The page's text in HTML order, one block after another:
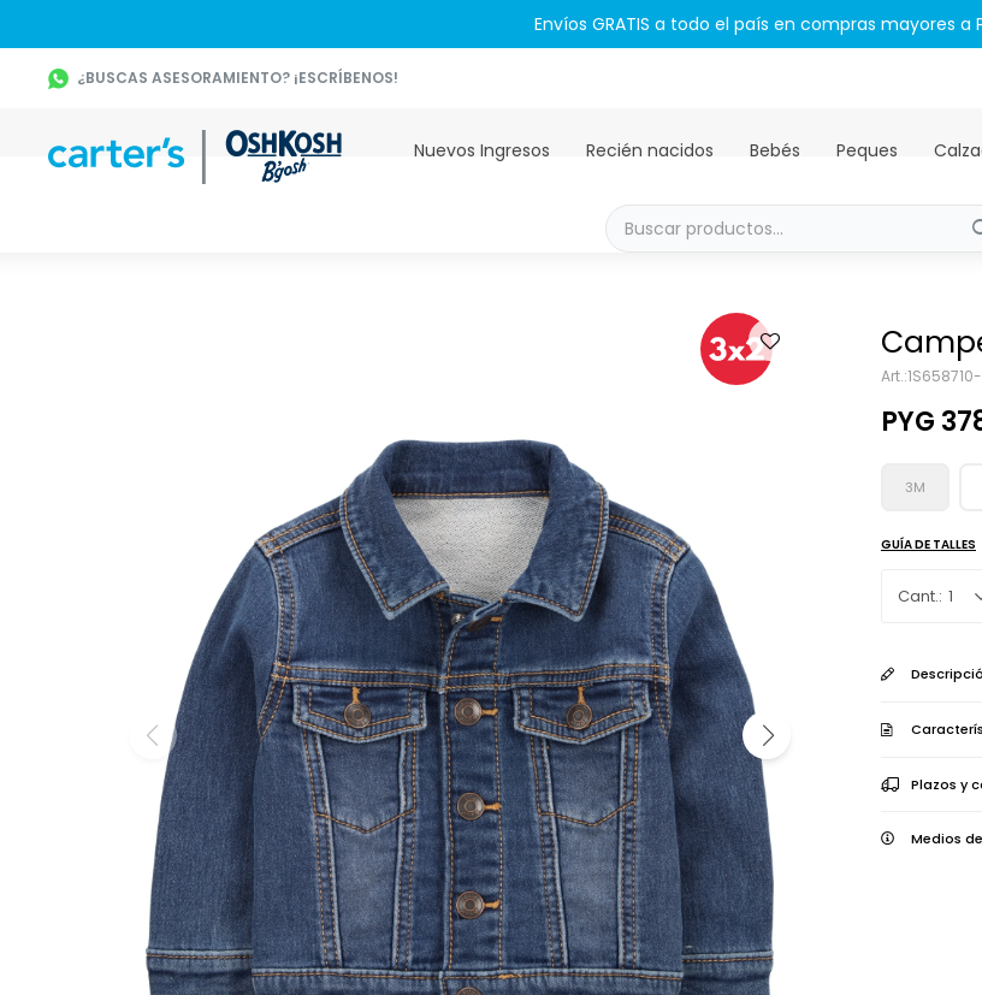
Envíos GRATIS a todo el país en compras mayores a
Nuevos Ingresos Recién nacidos Bebés Peques
¿BUSCAS ASESORAMIENTO? ¡ESCRÍBENOS!
PYG
3M
GUÍA DE TALLES
1
Plazos y
Medios